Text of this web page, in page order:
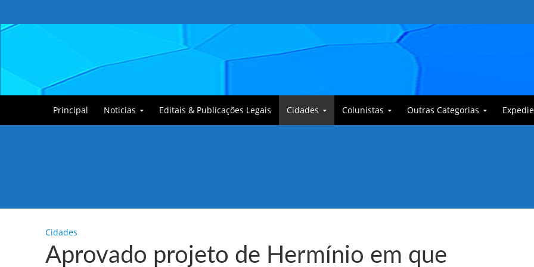
Principal Noticias Editais & Publicações Legais Cidades Colunistas Outras Categorias
Cidades
Aprovado projeto de Hermínio em que